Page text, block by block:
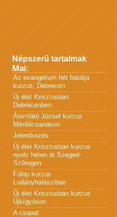
Népszerű tartalmak
Mai:
Az evangélium hét fiatalja
kurzus, Debrecen
Új élet Krisztusban
Debrecenben
Álomlátó József kurzus
Ménfőcsanakon
Jelentkezés
Új élet Krisztusban kurzus
nyolc héten át Szeged-
Szőregen
Fülöp kurzus
Ludányhalásziban
Új élet Krisztusban kurzus
Újkígyóson
A csapat